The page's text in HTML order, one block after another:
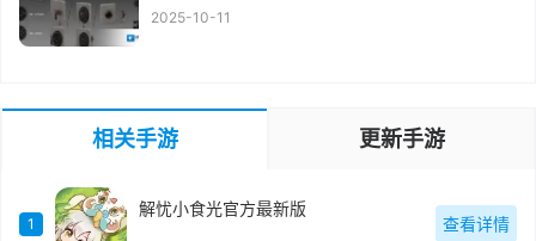
2025-10-11
相关手游 更新手游
1
解忧小食光官方最新版
查看详情